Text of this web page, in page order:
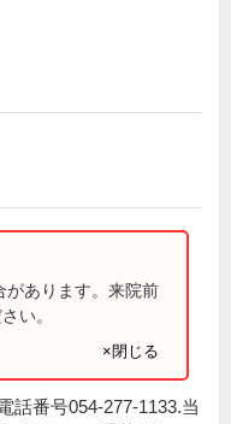
があります。来院前
い。
×閉じる
話番号054-277-1133.当